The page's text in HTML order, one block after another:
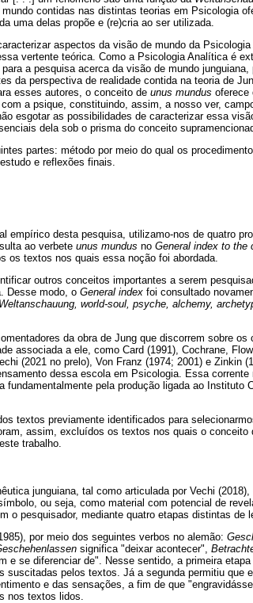
contidas nas distintas teorias em Psicologia
uma delas propõe e (re)cria ao ser utilizada.
aspectos da visão de mundo da
vertente teórica. Como a Psicologia Analítica é
para a pesquisa acerca da visão de mundo junguiana,
da perspectiva de realidade contida na teoria de
esses autores, o conceito de unus mundus oferece
a psique, constituindo, assim, a nosso ver,
esgotar as possibilidades de caracterizar essa
dela sob o prisma do conceito
partes: método por meio do qual os
e reflexões finais.
empírico desta pesquisa, utilizamo-nos de quatro
ao verbete unus mundus no General index to the
os textos nos quais essa noção foi abordada.
outros conceitos importantes a serem
Desse modo, o General index foi consultado
Weltanschauung, world-soul, psyche, alchemy,
da obra de Jung que discorrem sobre os
associada a ele, como Card (1991), Cochrane,
(2021 no prelo), Von Franz (1974; 2001) e Zinkin
dessa escola em Psicologia. Essa corrente
pela produção ligada ao Instituto
textos previamente identificados para
assim, excluídos os textos nos quais o conceito
trabalho.
junguiana, tal como articulada por Vechi (2018),
ou seja, como material com potencial de
o pesquisador, mediante quatro etapas distintas de
por meio dos seguintes verbos no alemão:
significa "deixar acontecer",
e se diferenciar de". Nesse sentido, a primeira
suscitadas pelos textos. Já a segunda permitiu que
e das sensações, a fim de que
nos textos lidos.